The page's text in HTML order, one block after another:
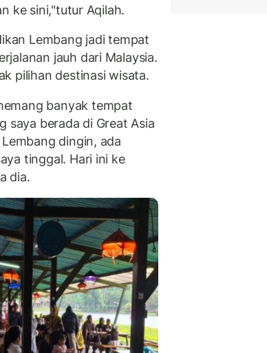
ke sini,"tutur Aqilah.
Lembang jadi tempat
jauh dari Malaysia.
pilihan destinasi wisata.
banyak tempat
saya berada di Great Asia
dingin, ada
tinggal. Hari ini ke
dia.